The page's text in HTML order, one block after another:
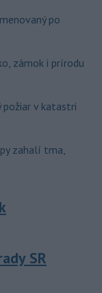
po
zámok i prírodu
požiar v katastri
zahalí tma,
SR